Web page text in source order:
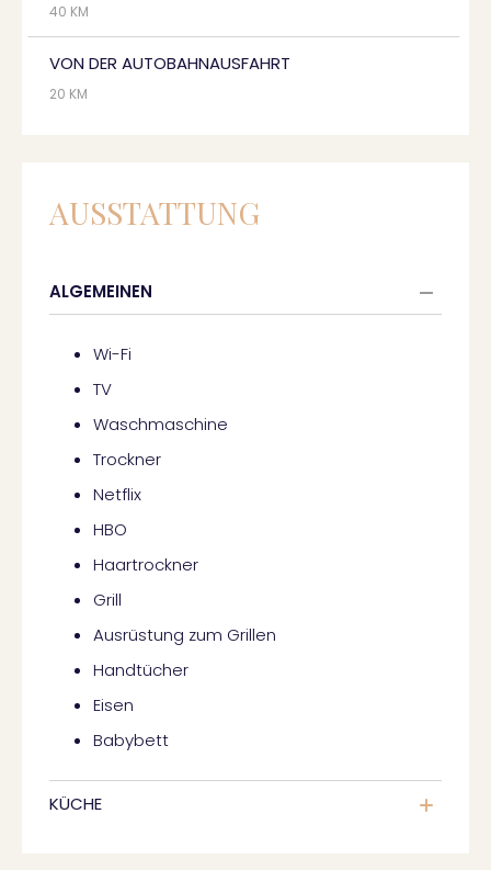
40 KM
VON DER AUTOBAHNAUSFAHRT
20 KM
AUSSTATTUNG
ALGEMEINEN
Wi-Fi
TV
Waschmaschine
Trockner
Netflix
HBO
Haartrockner
Grill
Ausrüstung zum Grillen
Handtücher
Eisen
Babybett
KÜCHE